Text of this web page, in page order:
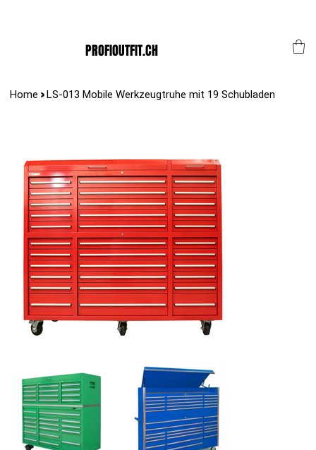
PROFIOUTFIT.CH
Home >LS-013 Mobile Werkzeugtruhe mit 19 Schubladen